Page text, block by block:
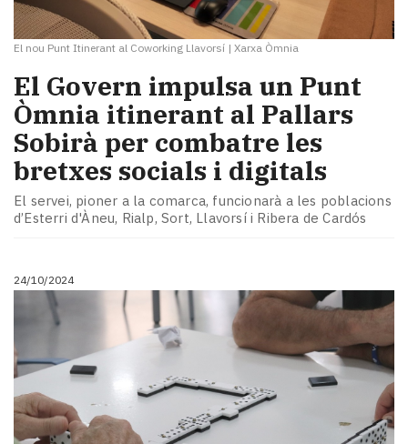
El nou Punt Itinerant al Coworking Llavorsí | Xarxa Òmnia
El Govern impulsa un Punt
Òmnia itinerant al Pallars
Sobirà per combatre les
bretxes socials i digitals
El servei, pioner a la comarca, funcionarà a les poblacions
d’Esterri d'Àneu, Rialp, Sort, Llavorsí i Ribera de Cardós
24/10/2024